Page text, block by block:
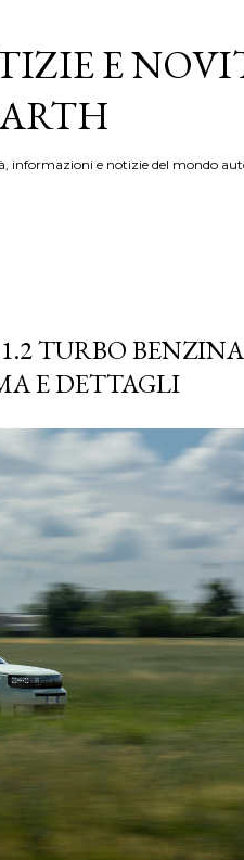
E
informazioni e notizie del mondo
TURBO
E DETTAGLI